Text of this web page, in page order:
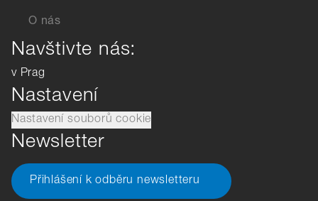
O nás
Navštivte nás:
v Prag
Nastavení
Nastavení souborů cookie
Newsletter
Přihlášení k odběru newsletteru